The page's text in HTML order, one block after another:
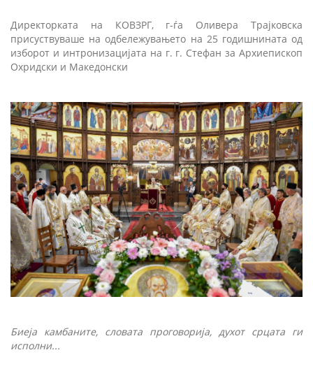
Директорката на КОВЗРГ, г-ѓа Оливера Трајковска
присуствуваше на одбележувањето на 25 годишнината од
изборот и интронизацијата на г. г. Стефан за Архиепископ
Охридски и Македонски
Биеја камбаните, словата проговорија, духот срцата ги
исполни...